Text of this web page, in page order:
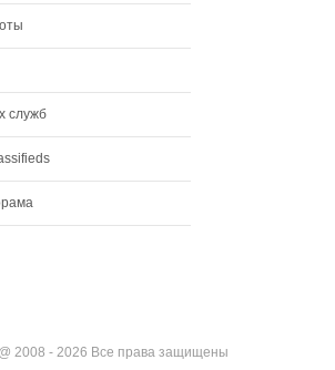
служб
2008 - 2026 Все права защищены